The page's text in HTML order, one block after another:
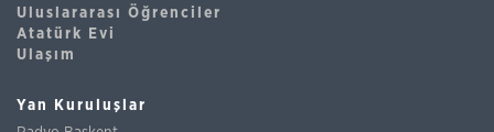
Uluslararası Öğrenciler
Atatürk Evi
Ulaşım
Yan Kuruluşlar